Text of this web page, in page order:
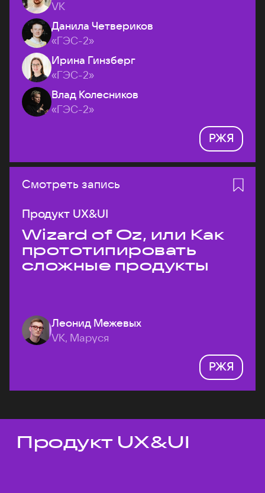
VK
Данила Четвериков
«ГЭС-2»
Ирина Гинзберг
«ГЭС-2»
Влад Колесников
«ГЭС-2»
РЖЯ
Смотреть запись
Продукт UX&UI
Wizard of Oz, или Как
прототипировать
сложные продукты
Леонид Межевых
VK, Маруся
РЖЯ
Темы докладов
Продукт UX&UI